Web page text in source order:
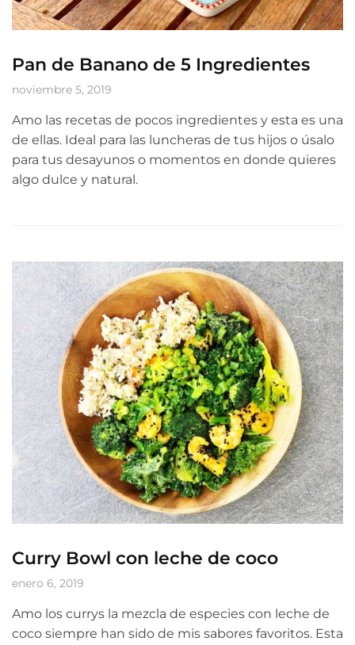
Pan de Banano de 5 Ingredientes
noviembre 5, 2019
Amo las recetas de pocos ingredientes y esta es una
de ellas. Ideal para las luncheras de tus hijos o úsalo
para tus desayunos o momentos en donde quieres
algo dulce y natural.
Curry Bowl con leche de coco
enero 6, 2019
Amo los currys la mezcla de especies con leche de
coco siempre han sido de mis sabores favoritos. Esta